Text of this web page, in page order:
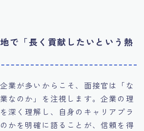
で「長く貢献したいという熱
業が多いからこそ、面接官は「な
なのか」を注視します。企業の理
深く理解し、自身のキャリアプラ
かを明確に語ることが、信頼を得